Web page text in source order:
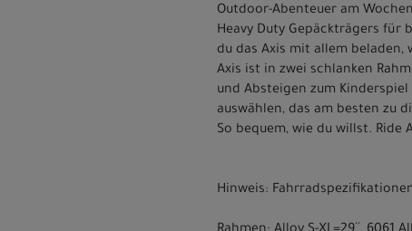
Outdoor-Abenteuer am
Heavy Duty Gepäckträgers für
du das Axis mit allem beladen,
Axis ist in zwei schlanken
und Absteigen zum
auswählen, das am besten zu
So bequem, wie du willst. Ride
Hinweis: